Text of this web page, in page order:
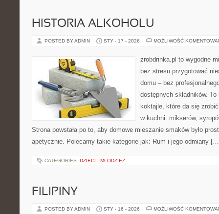
HISTORIA ALKOHOLU
POSTED BY ADMIN STY - 17 - 2026 MOŻLIWOŚĆ
zrobdrinka.pl to wygodne
bez stresu przygotować
domu – bez
dostępnych składników.
koktajle, które da się
w kuchni: mikserów,
Strona powstała po to, aby domowe mieszanie smaków było
apetycznie. Polecamy takie kategorie jak: Rum i jego odmiany
CATEGORIES: DZIECI I MŁODZIEŻ
FILIPINY
POSTED BY ADMIN STY - 16 - 2026 MOŻLIWOŚĆ